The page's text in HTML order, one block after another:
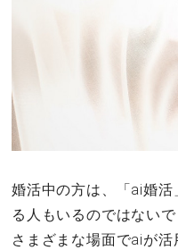
ファッション・美容
婚活中の方は、「ai婚
る人もいるのではないで
さまざまな場面でaiが